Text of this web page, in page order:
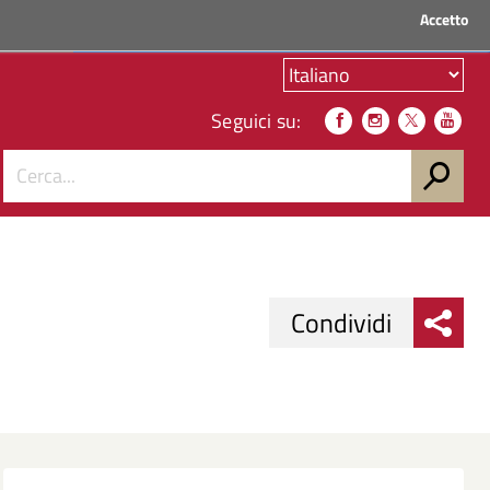
Accetto
Seguici su:
Condividi